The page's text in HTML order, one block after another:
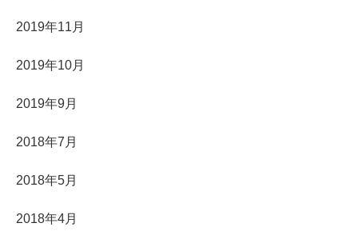
2019年11月
2019年10月
2019年9月
2018年7月
2018年5月
2018年4月